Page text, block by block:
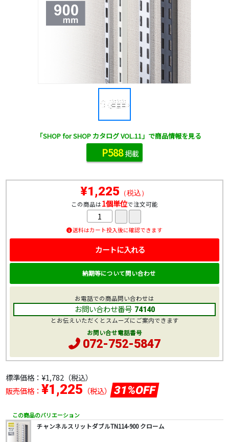
標準価格： ¥1,782 （税込）
販売価格： ¥1,225 （税込） 31%OFF
この商品のバリエーション
チャンネルスリットダブルTN114-900 クローム
¥1,225 （税込）
この商品は1個単位で注文可能
送料はカート投入後に確認できます
カートに入れる
納期等について問い合わせ
お電話での商品問い合わせは
お問い合わせ番号 74140
とお伝えいただくとスムーズにご案内できます
お問い合せ電話番号
072-752-5847
「SHOP for SHOP カタログ VOL.11」で商品情報を見る
P588掲載